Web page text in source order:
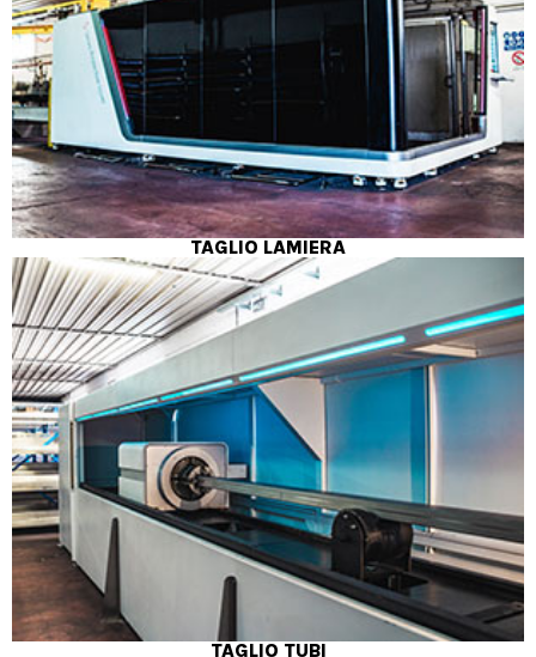
TAGLIO LAMIERA
TAGLIO TUBI